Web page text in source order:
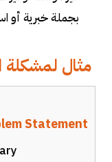
بجملة خبرية أو
مثال لمشكلة
Statement: